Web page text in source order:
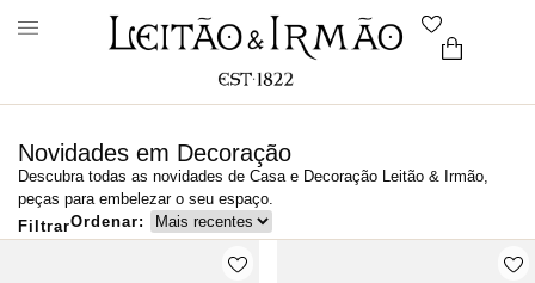
Novidades em Decoração
Descubra todas as novidades de Casa e Decoração Leitão & Irmão,
peças para embelezar o seu espaço.
FiltrarOrdenar: